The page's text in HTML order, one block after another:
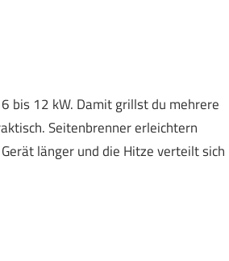
bis 12 kW. Damit grillst du mehrere
Seitenbrenner erleichtern
länger und die Hitze verteilt sich